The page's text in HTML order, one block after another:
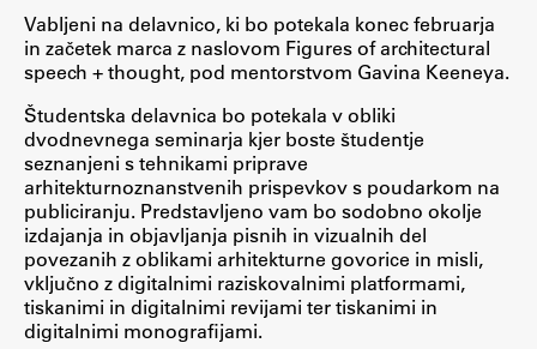
Intranet UL FA
Osebni portal FIORI
Spletni arhiv DEPO
Študij
Vabljeni na delavnico, ki bo potekala konec februarja
in začetek marca z naslovom Figures of architectural
speech + thought, pod mentorstvom Gavina Keeneya.
Študentska delavnica bo potekala v obliki
dvodnevnega seminarja kjer boste študentje
seznanjeni s tehnikami priprave
arhitekturnoznanstvenih prispevkov s poudarkom na
publiciranju. Predstavljeno vam bo sodobno okolje
izdajanja in objavljanja pisnih in vizualnih del
povezanih z oblikami arhitekturne govorice in misli,
vključno z digitalnimi raziskovalnimi platformami,
tiskanimi in digitalnimi revijami ter tiskanimi in
digitalnimi monografijami.